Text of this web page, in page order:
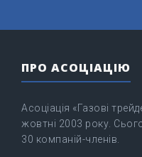
ПРО АСОЦІАЦІЮ
Асоціація «Газові
жовтні 2003 року.
30 компаній-членів.